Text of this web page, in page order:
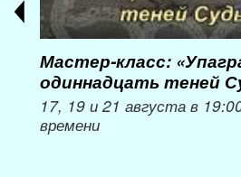
Мастер-класс:
одиннадцать теней
17, 19 и 21 августа в
времени